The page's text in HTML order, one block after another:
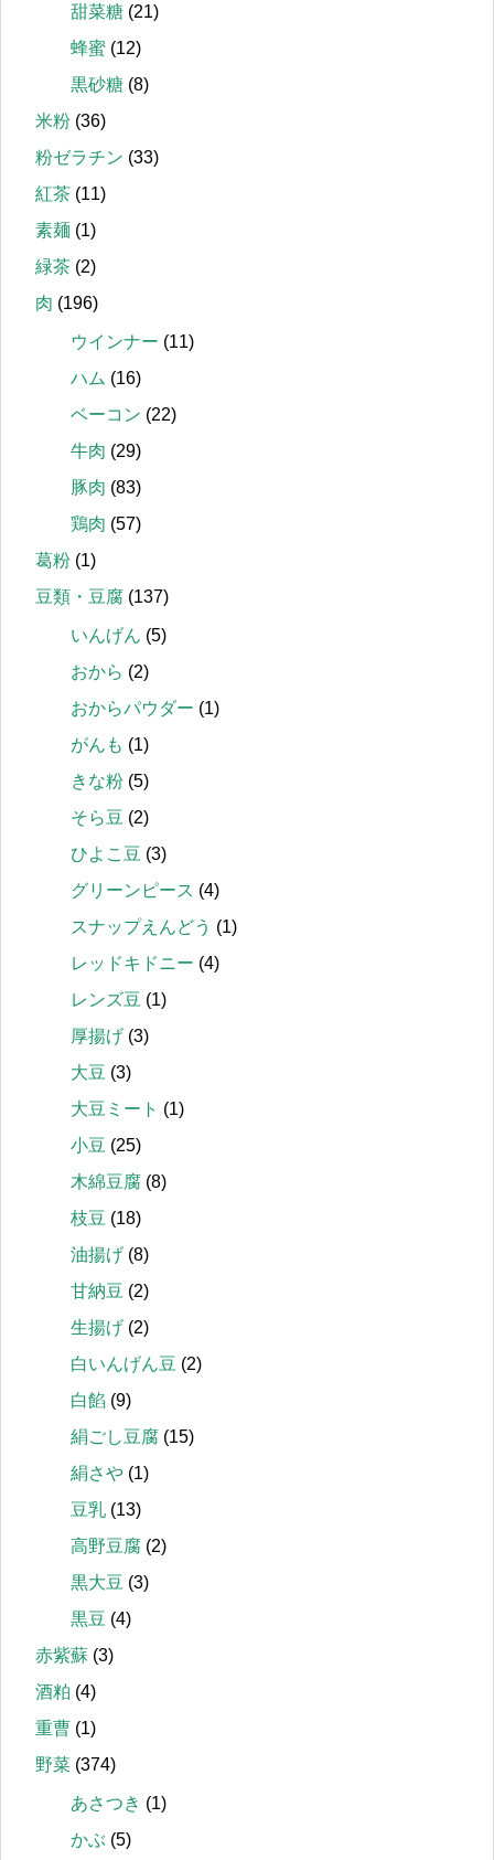
甜菜糖 (21)
蜂蜜 (12)
黒砂糖 (8)
米粉 (36)
粉ゼラチン (33)
紅茶 (11)
素麺 (1)
緑茶 (2)
肉 (196)
ウインナー (11)
ハム (16)
ベーコン (22)
牛肉 (29)
豚肉 (83)
鶏肉 (57)
葛粉 (1)
豆類・豆腐 (137)
いんげん (5)
おから (2)
おからパウダー (1)
がんも (1)
きな粉 (5)
そら豆 (2)
ひよこ豆 (3)
グリーンピース (4)
スナップえんどう (1)
レッドキドニー (4)
レンズ豆 (1)
厚揚げ (3)
大豆 (3)
大豆ミート (1)
小豆 (25)
木綿豆腐 (8)
枝豆 (18)
油揚げ (8)
甘納豆 (2)
生揚げ (2)
白いんげん豆 (2)
白餡 (9)
絹ごし豆腐 (15)
絹さや (1)
豆乳 (13)
高野豆腐 (2)
黒大豆 (3)
黒豆 (4)
赤紫蘇 (3)
酒粕 (4)
重曹 (1)
野菜 (374)
あさつき (1)
かぶ (5)